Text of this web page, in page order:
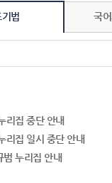
법 국
리집 중단 안내
리집 일시 중단 안내
범 누리집 안내